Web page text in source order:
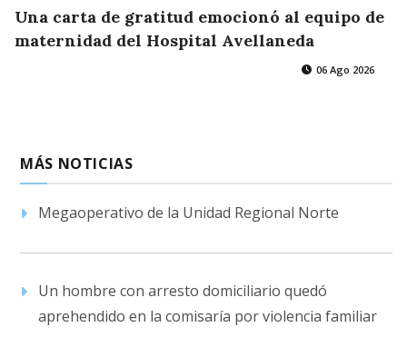
Una carta de gratitud emocionó al equipo de
maternidad del Hospital Avellaneda
06 Ago 2026
MÁS NOTICIAS
Megaoperativo de la Unidad Regional Norte
Un hombre con arresto domiciliario quedó
aprehendido en la comisaría por violencia familiar